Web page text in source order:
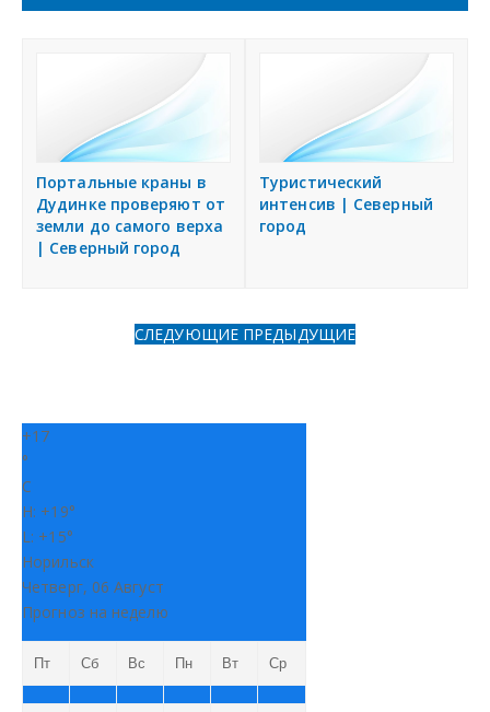
История города
Разместить объявление
Регионы России
Создание сайтов
Портальные краны в
Дудинке проверяют от
земли до самого верха
| Северный город
Туристический
интенсив | Северный
город
СЛЕДУЮЩИЕ ПРЕДЫДУЩИЕ
+17
°
C
H: +19°
L: +15°
Норильск
Четверг, 06 Август
Прогноз на неделю
Пт Сб Вс Пн Вт Ср